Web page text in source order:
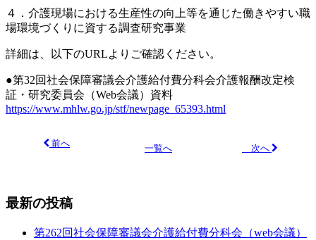
４．介護現場における生産性の向上等を通じた働きやすい職
場環境づくりに資する調査研究事業
詳細は、以下のURLよりご確認ください。
●第32回社会保障審議会介護給付費分科会介護報酬改定検
証・研究委員会（Web会議）資料
https://www.mhlw.go.jp/stf/newpage_65393.html
前へ
一覧へ 次へ
最新の投稿
第262回社会保障審議会介護給付費分科会（web会議）